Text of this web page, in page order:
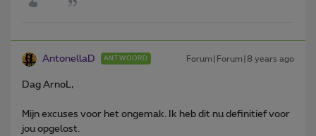
AntonellaD ANTWOORD Forum|Forum|8 years ago
Dag ArnoL,
Mijn excuses voor het ongemak. Ik heb dit nu definitief voor
jou opgelost.